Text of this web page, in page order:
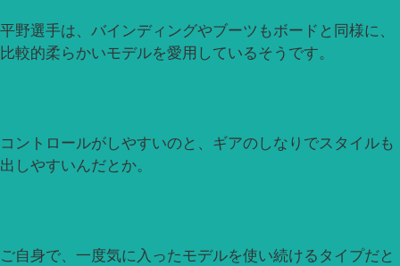
平野選手は、バインディングやブーツもボードと同様に、
比較的柔らかいモデルを愛用しているそうです。
コントロールがしやすいのと、ギアのしなりでスタイルも
出しやすいんだとか。
ご自身で、一度気に入ったモデルを使い続けるタイプだと